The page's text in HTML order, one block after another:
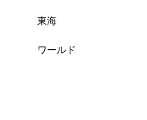
東海
ワールド